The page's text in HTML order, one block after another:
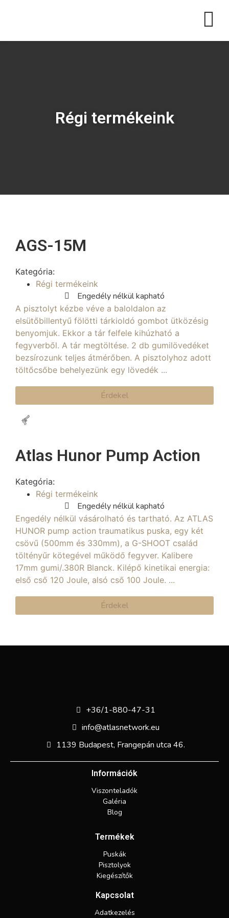
Régi termékeink
AGS-15M
Kategória:
Régi termékeink
Engedély nélkül kapható
A pisztolyt kézbe véve a baloldalon az
elsütőbillentyű fölötti tárkioldó gombot ütközésig
benyomjuk. Ekkor a tár felfele kihúzható a
fegyverből. A tár megtöltése. 2 db gumilövedéket
bezsírozunk teljes átmérőben. A pisztolyhoz adott
töltőcsőbe behelyezünk egy lövedék ...
Érdekel
Atlas Hunor Pump Action
Kategória:
Régi termékeink
Engedély nélkül kapható
Engedély nélkül vásárolható és tartható. Az ATLAS
HUNOR pump action traumatikus puska, egy két
csövű (500mm és 330mm), a G-SHOOT család
töltényűr kötegével működő fegyver. Kalibere
17mm gumi/.380R Blanck. Kilépő kinetikai energia:
első cső 120 Joule, alsó cső 100 Joule. ...
Érdekel
+36/1-880-47-31
info@atlasnetwork.eu
1139 Budapest, Frangepán utca 46.
Információk
Viszonteladók
Galéria
Blog
Termékek
Puskák
Pisztolyok
Kiegészítők
Kapcsolat
Adatkezelés